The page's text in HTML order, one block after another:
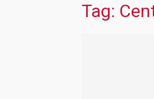
Tag: